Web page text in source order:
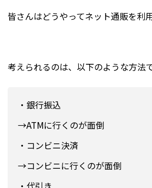
皆さんはどうやってネット通販を利
考えられるのは、以下のような方法で
・銀行振込
→ATMに行くのが面倒
・コンビニ決済
→コンビニに行くのが面倒
・代引き